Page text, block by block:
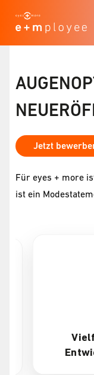
Jetzt
Für eyes + more
ist ein